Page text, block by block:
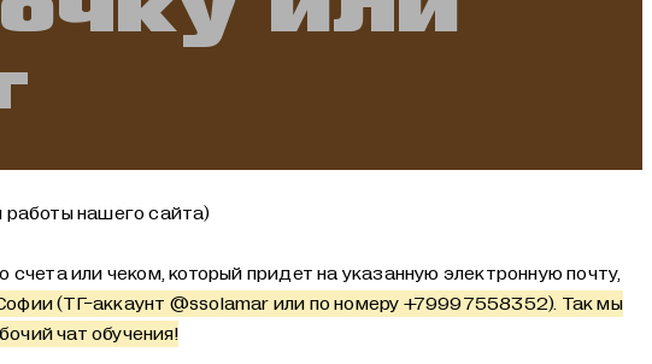
нашего сайта)
или чеком, который придет на указанную электронную почту,
(ТГ-аккаунт @ssolamarили по номеру +79997558352). Так мы
чат обучения!